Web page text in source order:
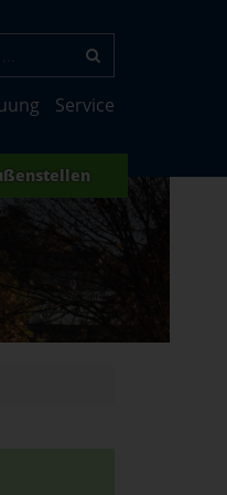
Service